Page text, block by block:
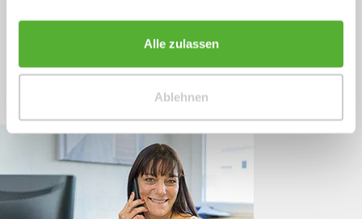
Alle zulassen
Ablehnen
+49 (0)4244 965 34 04
Mo - Do, 09:00 - 16:00 Uhr
und Fr, 09:00 - 13:00 Uhr